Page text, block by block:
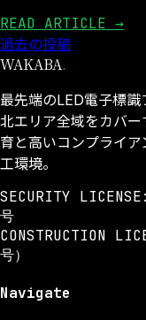
READ ARTICLE →
投
ナ
ビ
ゲ
ー
シ
ョ
ン
過去の投稿
WAKABA.
最先端のLED電子標
北エリア全域をカバ
育と高いコンプライ
工環境。
SECURITY
号
CONSTRUCTION
号）
Navigate